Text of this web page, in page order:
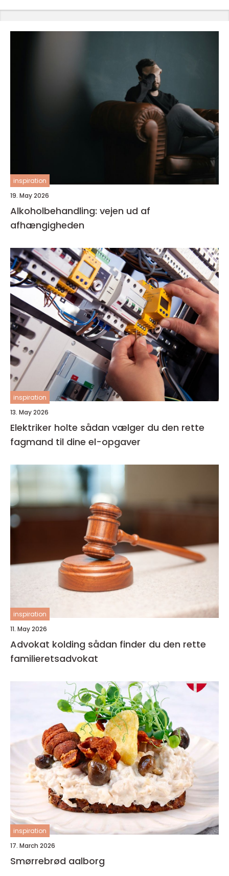
inspiration
19. May 2026
Alkoholbehandling: vejen ud af
afhængigheden
inspiration
13. May 2026
Elektriker holte sådan vælger du den rette
fagmand til dine el-opgaver
inspiration
11. May 2026
Advokat kolding sådan finder du den rette
familieretsadvokat
inspiration
17. March 2026
Smørrebrød aalborg